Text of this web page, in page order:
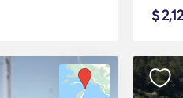
$